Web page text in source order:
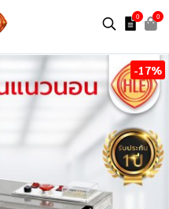
0 0
-17%